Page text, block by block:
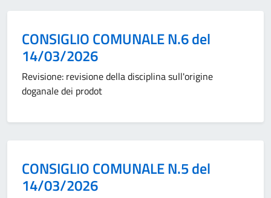
Categoria:
CONSIGLIO COMUNALE N.6 del
14/03/2026
Revisione: revisione della disciplina sull'origine
doganale dei prodot
Categoria:
CONSIGLIO COMUNALE N.5 del
14/03/2026